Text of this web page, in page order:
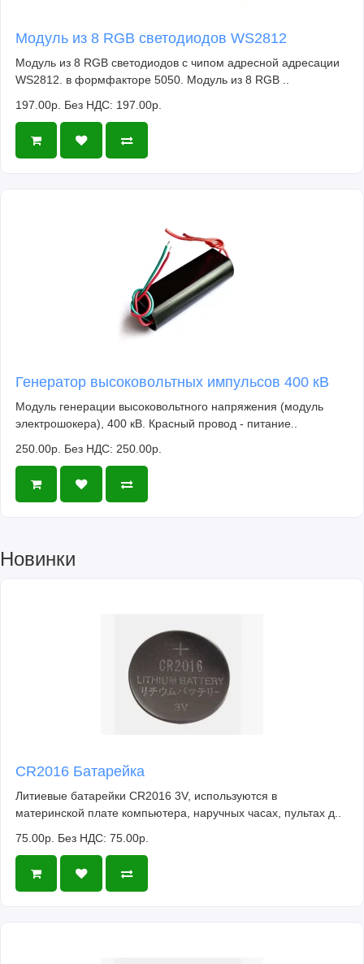
Модуль из 8 RGB светодиодов WS2812
Модуль из 8 RGB светодиодов с чипом адресной адресации
WS2812. в формфакторе 5050. Модуль из 8 RGB ..
197.00р. Без НДС: 197.00р.
Генератор высоковольтных импульсов 400 кВ
Модуль генерации высоковольтного напряжения (модуль
электрошокера), 400 кВ. Красный провод - питание..
250.00р. Без НДС: 250.00р.
Новинки
CR2016 Батарейка
Литиевые батарейки CR2016 3V, используются в
материнской плате компьютера, наручных часах, пультах д..
75.00р. Без НДС: 75.00р.